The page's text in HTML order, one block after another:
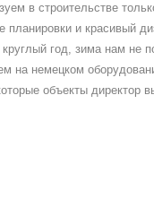
в строительстве
планировки и красивый
год, зима нам не
на немецком
объекты директор